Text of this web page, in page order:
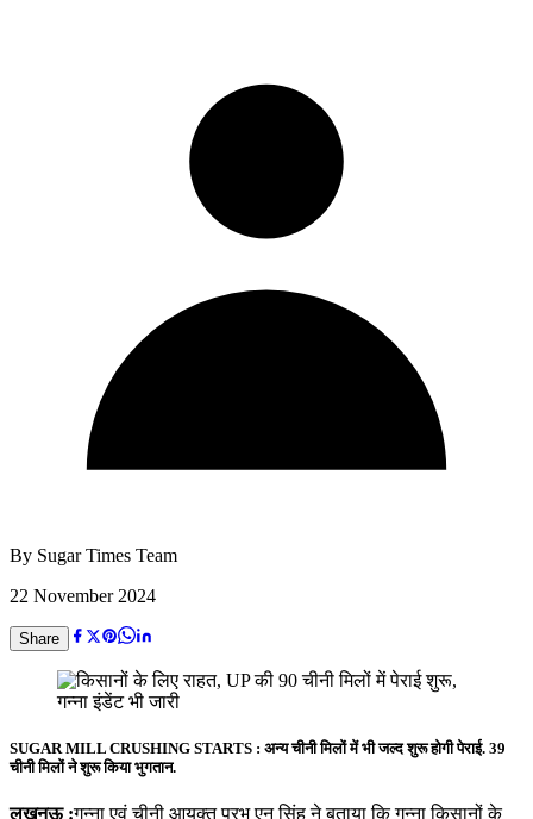
By Sugar Times Team
22 November 2024
Share
SUGAR MILL CRUSHING STARTS : अन्य चीनी मिलों में भी जल्द शुरू होगी पेराई. 39
चीनी मिलों ने शुरू किया भुगतान.
लखनऊ :गन्ना एवं चीनी आयुक्त प्रभु एन सिंह ने बताया कि गन्ना किसानों के